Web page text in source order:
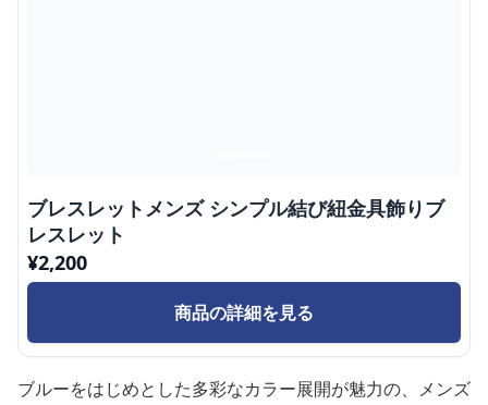
ブレスレットメンズ シンプル結び紐金具飾りブ
レスレット
¥2,200
商品の詳細を見る
ブルーをはじめとした多彩なカラー展開が魅力の、メンズ